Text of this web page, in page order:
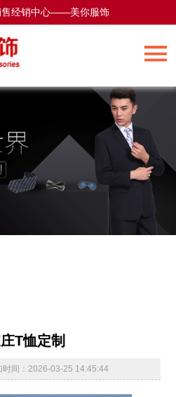
售经销中心——美你服饰
售经销中心——美你服饰
T恤定制
间：2026-03-25 14:45:44